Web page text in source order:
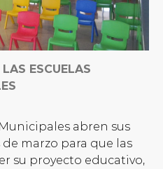
ESCUELAS
abren sus
marzo para que las
su proyecto educativo,